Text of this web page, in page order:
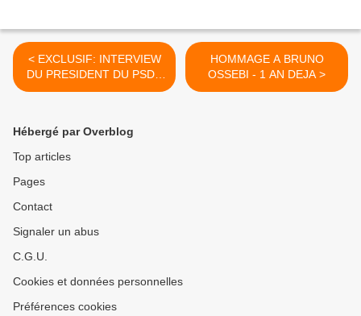
< EXCLUSIF: INTERVIEW
DU PRESIDENT DU PSDC
CLEMENT MIERASSA
HOMMAGE A BRUNO
OSSEBI - 1 AN DEJA >
Hébergé par Overblog
Top articles
Pages
Contact
Signaler un abus
C.G.U.
Cookies et données personnelles
Préférences cookies